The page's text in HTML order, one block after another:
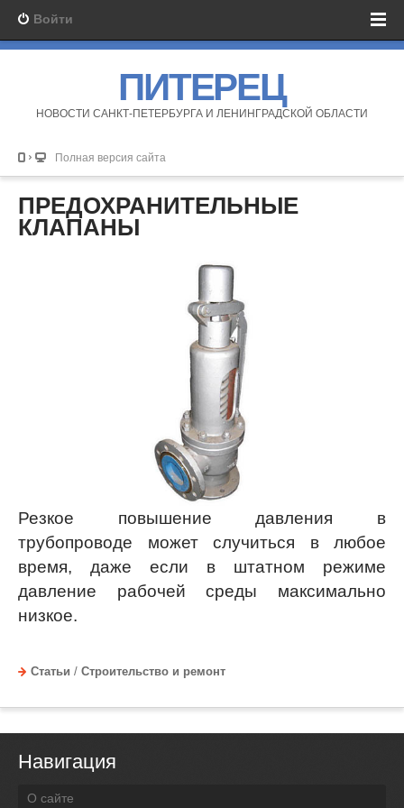
Войти
ПИТЕРЕЦ
НОВОСТИ САНКТ-ПЕТЕРБУРГА И ЛЕНИНГРАДСКОЙ ОБЛАСТИ
Полная версия сайта
ПРЕДОХРАНИТЕЛЬНЫЕ
КЛАПАНЫ
Резкое повышение давления в
трубопроводе может случиться в любое
время, даже если в штатном режиме
давление рабочей среды максимально
низкое.
Статьи / Строительство и ремонт
Навигация
О сайте